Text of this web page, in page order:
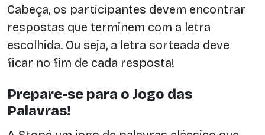
Cabeça, os participantes devem encontrar
respostas que terminem com a letra
escolhida. Ou seja, a letra sorteada deve
ficar no fim de cada resposta!
Prepare-se para o Jogo das
Palavras!